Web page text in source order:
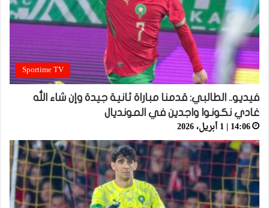
Sportime TV
فيديو.. الطالبي: قدمنا مباراة ثانية جيدة وإن شاء الله
غادي نكونوا واجدين في المونديال
14:06 | 1 أبريل، 2026